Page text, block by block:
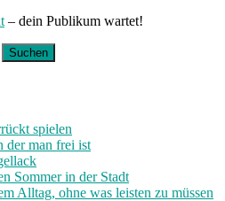
– dein Publikum wartet!
spielen
der man frei ist
Sommer in der Stadt
Alltag, ohne was leisten zu müssen